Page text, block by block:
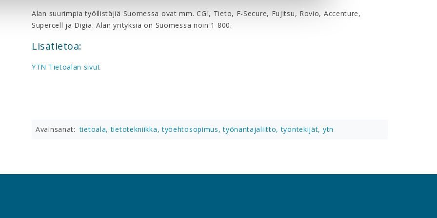
Alan suurimpia työllistäjiä Suomessa ovat mm. CGI, Tieto, F-Secure, Fujitsu, Rovio, Accenture,
Supercell ja Digia. Alan yrityksiä on Suomessa noin 1 800.
Lisätietoa:
YTN Tietoalan sivut
Avainsanat: tietoala,tietotekniikka,työehtosopimus,työnantajaliitto,työntekijät, ytn